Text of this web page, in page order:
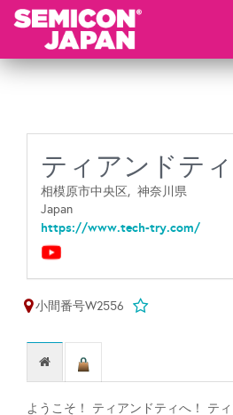
ティアンドティ
相模原市中央区, 神奈川県
Japan
https://www.tech-try.com/
小間番号W2556
ようこそ！ ティアンドティへ​！ テ